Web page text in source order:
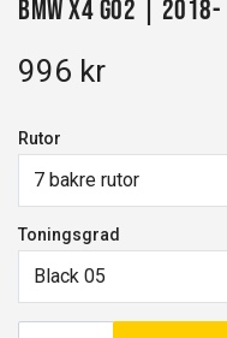
BMW X4 G02 | 2018-
996 kr
Rutor
7 bakre rutor
Toningsgrad
Black 05